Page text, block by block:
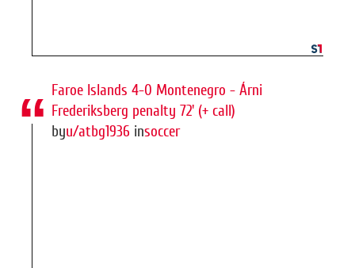
Faroe Islands 4-0 Montenegro - Árni
Frederiksberg penalty 72' (+ call)
byu/atbg1936 insoccer